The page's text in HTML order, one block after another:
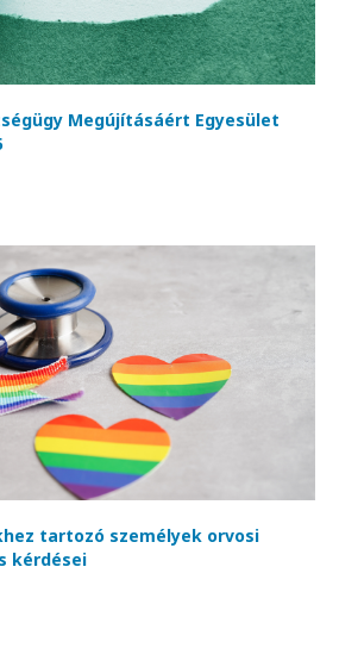
Megújításáért Egyesület
tartozó személyek orvosi
kérdései